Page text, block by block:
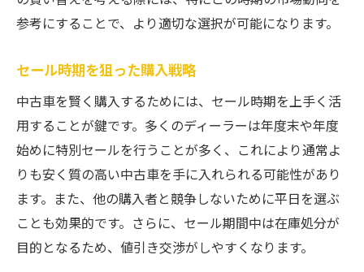
参考にすることで、より適切な選択が可能になります。
セール時期を狙った購入戦略
中古車を賢く購入するためには、セール時期を上手く活
用することが鍵です。多くのディーラーは年度末や年度
始めに特別セールを行うことが多く、これにより通常よ
りも安く質の高い中古車を手に入れられる可能性があり
ます。また、他の購入者と競争しないために平日を選ぶ
ことも効果的です。さらに、セール期間中は在庫処分が
目的となるため、値引き交渉がしやすくなります。